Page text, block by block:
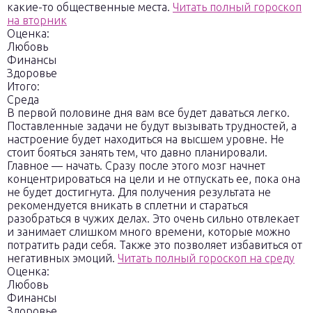
какие-то общественные места. Читать полный гороскоп
на вторник
Оценка:
Любовь
Финансы
Здоровье
Итого:
Среда
В первой половине дня вам все будет даваться легко.
Поставленные задачи не будут вызывать трудностей, а
настроение будет находиться на высшем уровне. Не
стоит бояться занять тем, что давно планировали.
Главное — начать. Сразу после этого мозг начнет
концентрироваться на цели и не отпускать ее, пока она
не будет достигнута. Для получения результата не
рекомендуется вникать в сплетни и стараться
разобраться в чужих делах. Это очень сильно отвлекает
и занимает слишком много времени, которые можно
потратить ради себя. Также это позволяет избавиться от
негативных эмоций. Читать полный гороскоп на среду
Оценка:
Любовь
Финансы